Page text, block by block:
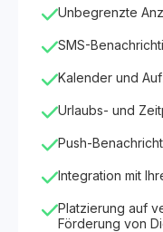
Unbegrenzte
SMS-
Kalender und
Urlaubs- und
Push-
Integration mit
Platzierung auf
Förderung von